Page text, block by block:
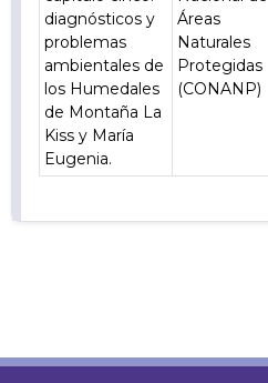
diagnósticos y
problemas
ambientales de
los Humedales
de Montaña La
Kiss y María
Eugenia.
Áreas
Naturales
Protegidas
(CONANP)